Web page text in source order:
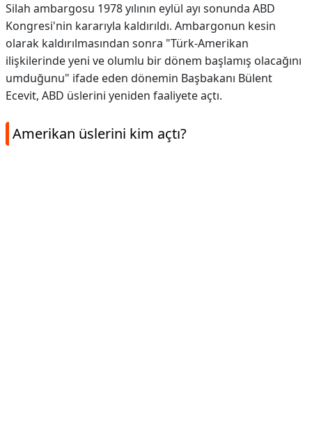
Silah ambargosu 1978 yılının eylül ayı sonunda ABD
Kongresi'nin kararıyla kaldırıldı. Ambargonun kesin
olarak kaldırılmasından sonra "Türk-Amerikan
ilişkilerinde yeni ve olumlu bir dönem başlamış olacağını
umduğunu" ifade eden dönemin Başbakanı Bülent
Ecevit, ABD üslerini yeniden faaliyete açtı.
Amerikan üslerini kim açtı?